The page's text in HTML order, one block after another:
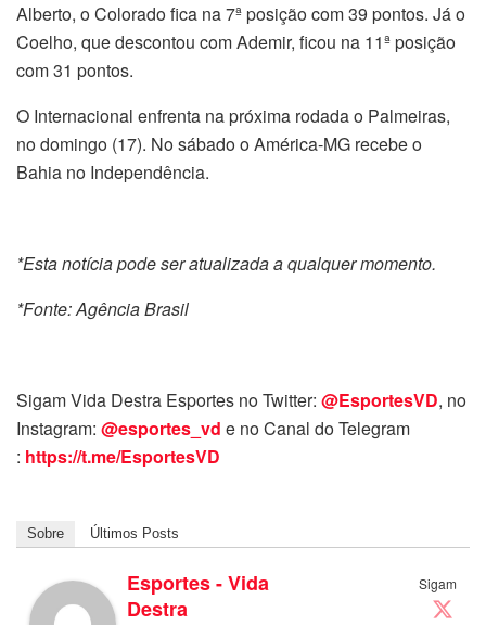
Alberto, o Colorado fica na 7ª posição com 39 pontos. Já o
Coelho, que descontou com Ademir, ficou na 11ª posição
com 31 pontos.
O Internacional enfrenta na próxima rodada o Palmeiras,
no domingo (17). No sábado o América-MG recebe o
Bahia no Independência.
*Esta notícia pode ser atualizada a qualquer momento.
*Fonte: Agência Brasil
Sigam Vida Destra Esportes no Twitter: @EsportesVD, no
Instagram: @esportes_vd e no Canal do Telegram
: https://t.me/EsportesVD
Sobre Últimos Posts
Sigam
Esportes - Vida
Destra